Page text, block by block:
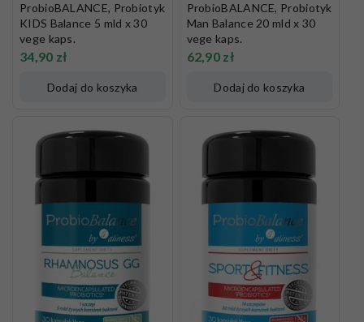
ProbioBALANCE, Probiotyk
KIDS Balance 5 mld x 30
vege kaps.
34,90 zł
Dodaj do koszyka
ProbioBALANCE, Probiotyk
Man Balance 20 mld x 30
vege kaps.
62,90 zł
Dodaj do koszyka